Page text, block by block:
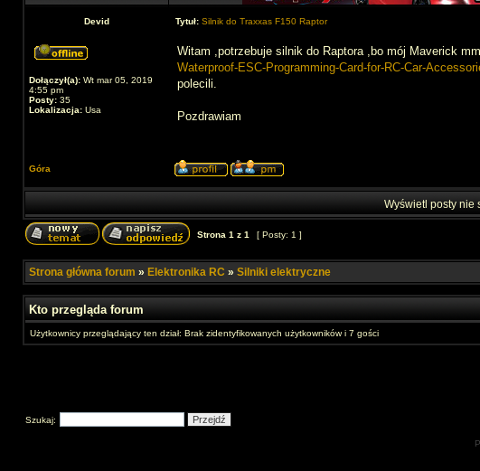
Devid Tytuł: Silnik do Traxxas F150 Raptor
Dołączył(a): Wt mar 05, 2019
4:55 pm
Posty: 35
Lokalizacja: Usa
Witam ,potrzebuje silnik do Raptora ,bo mój Maverick
Waterproof-ESC-Programming-Card-for-RC-Car-
polecili.
Pozdrawiam
Góra
Wyświetl posty nie
Strona 1 z 1 [ Posty: 1 ]
Strona główna forum » Elektronika RC » Silniki elektryczne
Kto przegląda forum
Użytkownicy przeglądający ten dział: Brak zidentyfikowanych użytkowników i 7 gości
Szukaj: